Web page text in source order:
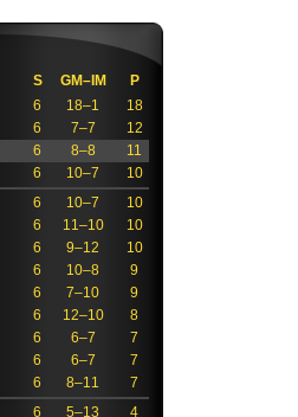
S GM–IM
P
6 18–1
18
6 7–7
12
6 8–8
11
6 10–7
10
6 10–7
10
6 11–10
10
6 9–12
10
6 10–8
9
6 7–10
9
6 12–10
8
6 6–7
7
6 6–7
7
6 8–11
7
6 5–13
4